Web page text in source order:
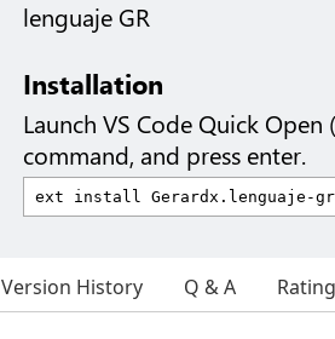
lenguaje GR
Installation
Launch VS Code Quick Open (
command, and press enter.
Version History Q & A